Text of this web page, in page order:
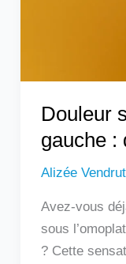
Douleur
gauche :
Alizée Vendrut
Avez-vous
sous
? Cette
?